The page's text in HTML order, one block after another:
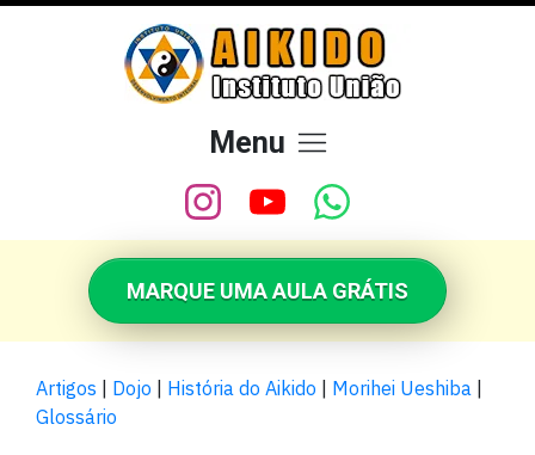
Menu
MARQUE UMA AULA GRÁTIS
Artigos Dojo História do Aikido Morihei Ueshiba
Glossário